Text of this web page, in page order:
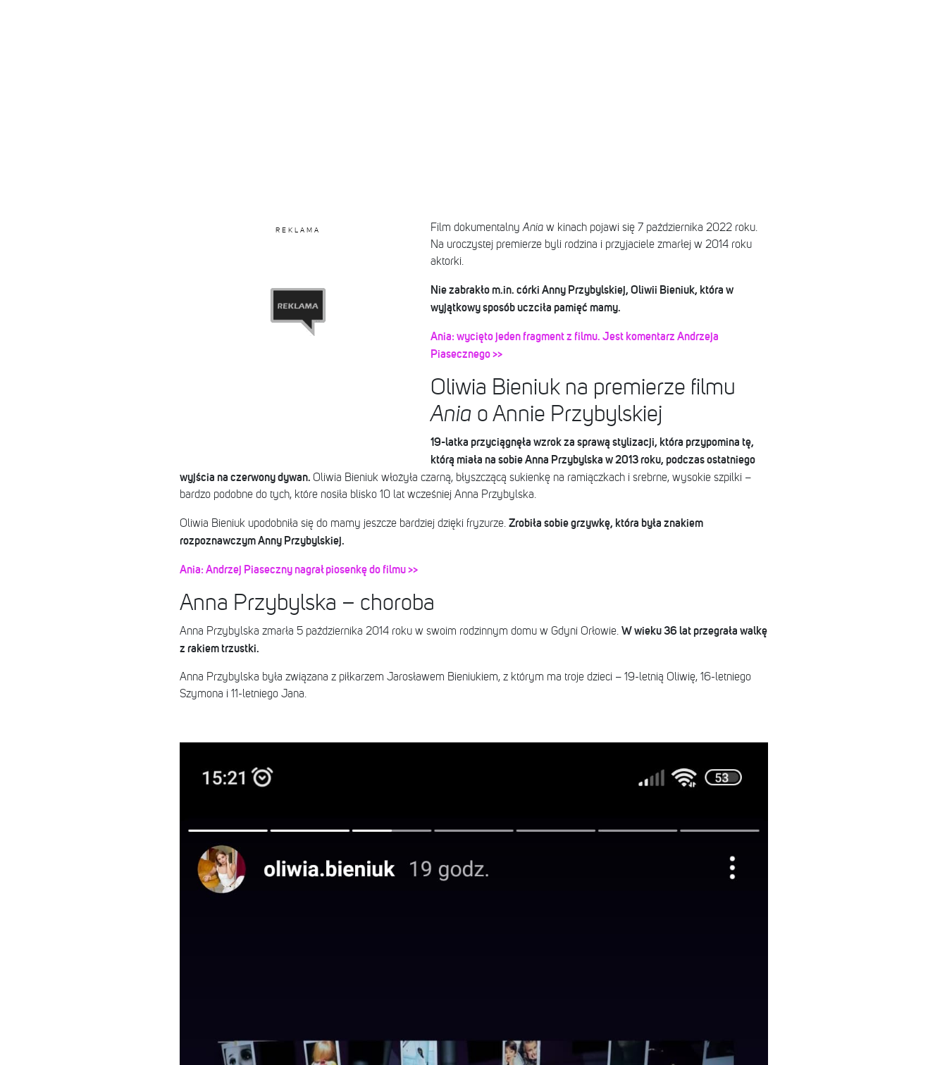
REKLAMA Film dokumentalnyAnia w kinach pojawi się 7 października 2022 roku.
Na uroczystej premierze byli rodzina i przyjaciele zmarłej w 2014 roku
aktorki.
Nie zabrakło m.in. córki Anny Przybylskiej, Oliwii Bieniuk, która w
wyjątkowy sposób uczciła pamięć mamy.
Ania: wycięto jeden fragment z filmu. Jest komentarz Andrzeja
Piasecznego >>
Oliwia Bieniuk na premierze filmu
Ania o Annie Przybylskiej
19-latka przyciągnęła wzrok za sprawą stylizacji, która przypomina tę,
którą miała na sobie Anna Przybylska w 2013 roku, podczas ostatniego
wyjścia na czerwony dywan. Oliwia Bieniuk włożyła czarną, błyszczącą sukienkę na ramiączkach i srebrne, wysokie szpilki –
bardzo podobne do tych, które nosiła blisko 10 lat wcześniej Anna Przybylska.
Oliwia Bieniuk upodobniła się do mamy jeszcze bardziej dzięki fryzurze. Zrobiła sobie grzywkę, która była znakiem
rozpoznawczym Anny Przybylskiej.
Ania: Andrzej Piaseczny nagrał piosenkę do filmu >>
Anna Przybylska – choroba
Anna Przybylska zmarła 5 października 2014 roku w swoim rodzinnym domu w Gdyni Orłowie. W wieku 36 lat przegrała walkę
z rakiem trzustki.
Anna Przybylska była związana z piłkarzem Jarosławem Bieniukiem, z którym ma troje dzieci – 19-letnią Oliwię, 16-letniego
Szymona i 11-letniego Jana.